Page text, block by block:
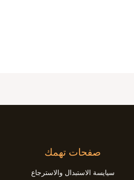
صفحات تهمك
سيايسة الاستبدال والاسترجاع